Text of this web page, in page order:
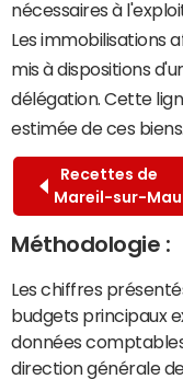
nécessaires à
Les immobilisations
mis à dispositions
délégation. Cette
estimée de ces biens.
Recettes de
Mareil-sur-
Méthodologie :
Les chiffres
budgets principaux
données
direction générale